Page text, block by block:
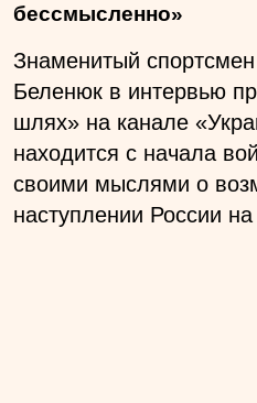
бессмысленно»
Знаменитый
Беленюк в интервью
шлях» на канале
находится с начала
своими мыслями о
наступлении России